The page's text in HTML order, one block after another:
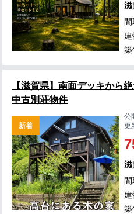
滋
建
築
【滋賀県】南面デッキから
中古別荘物件
新着
公
更
滋
建
築